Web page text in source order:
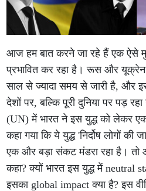
आज हम बात करने जा रहे हैं एक ऐसे
प्रभावित कर रहा है। रूस और यूक्रेन
साल से ज्यादा समय से जारी है, और
देशों पर, बल्कि पूरी दुनिया पर पड़
(UN) में भारत ने इस युद्ध को लेकर
कहा गया कि ये युद्ध 'निर्दोष लोगों की
एक और बड़ा संकट मंडरा रहा है। तो
कहा? क्यों भारत इस युद्ध में neutral
इसका global impact क्या है? इस